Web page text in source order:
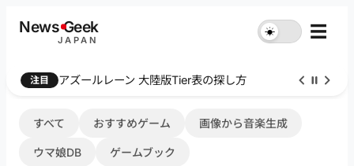
NewsGeek
JAPAN
☀︎ ☰
注目 Farthest Frontier 序盤攻略
すべて おすすめゲーム 画像から音楽生成
ウマ娘DB ゲームブック